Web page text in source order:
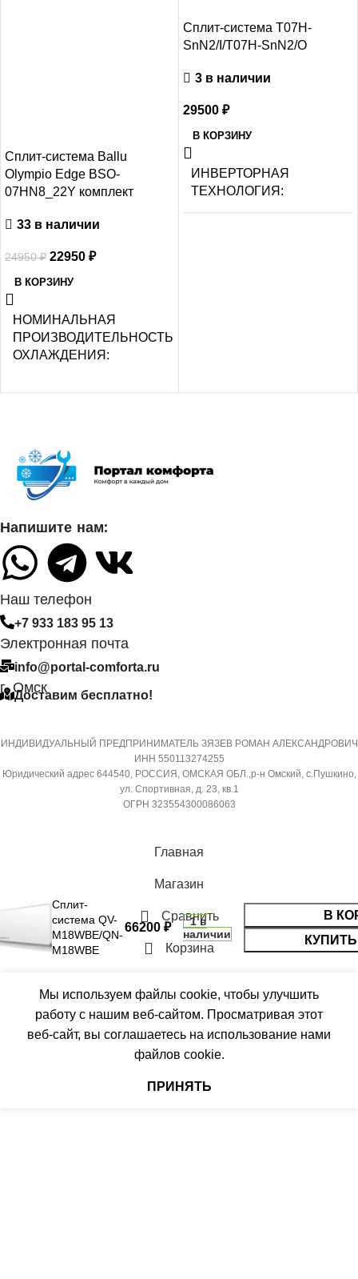
Сплит-система Ballu
Olympio Edge BSO-
07HN8_22Y комплект
33 в наличии
24950₽ 22950 ₽
В КОРЗИНУ
НОМИНАЛЬНАЯ
ПРОИЗВОДИТЕЛЬНОСТЬ
ОХЛАЖДЕНИЯ
2.05
УПРАВЛЕНИЕ C МОБИЛЬНОГО
Нет
СИСТЕМА
САМОДИАГНОСТИКИ
НЕИСПРАВНОСТИ
Да
36
ПОДСВЕТКА ДИСПЛЕЯ
ТАЙМЕР НА ОТКЛЮЧЕНИЕ
ДИАМЕТР ТРУБ (ЖИДКОСТЬ)
Сплит-система T07H-
SnN2/I/T07H-SnN2/O
3 в наличии
29500 ₽
В КОРЗИНУ
ИНВЕРТОРНАЯ
ТЕХНОЛОГИЯ
0,700
ЭФФЕКТИВЕН ДЛЯ
ПОМЕЩ. ПЛОЩАДЬЮ
ДО
ВЫСОТА ВНУТР. БЛОКА
316
247
ГЛУБИНА ВНЕШНЕГО
Напишите нам:
Наш телефон
+7 933 183 95 13
Электронная почта
info@portal-comforta.ru
г. Омск
Доставим бесплатно!
ИНДИВИДУАЛЬНЫЙ ПРЕДПРИНИМАТЕЛЬ ЗЯЗЕВ РОМАН АЛЕКСАНДРОВИЧ
ИНН 550113274255
Юридический адрес 644540, РОССИЯ, ОМСКАЯ ОБЛ.,р-н Омский, с.Пушкино,
ул. Спортивная, д. 23, кв.1
ОГРН 323554300086063
Мы используем файлы cookie, чтобы улучшить
работу с нашим веб-сайтом. Просматривая этот
веб-сайт, вы соглашаетесь на использование нами
файлов cookie.
ПРИНЯТЬ
Сплит-
система QV-
M18WBE/QN-
M18WBE
66200 ₽
1 в
наличии
В
Главная
Магазин
Сравнить
Корзина